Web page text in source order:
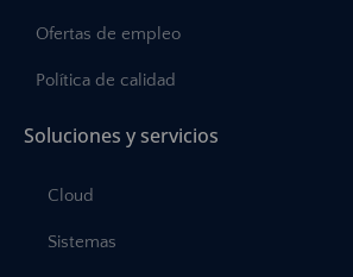
Ofertas de empleo
Política de calidad
Soluciones y servicios
Cloud
Sistemas